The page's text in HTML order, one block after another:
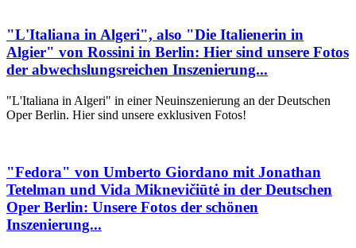
"L'Italiana in Algeri", also "Die Italienerin in
Algier" von Rossini in Berlin: Hier sind unsere Fotos
der abwechslungsreichen Inszenierung...
"L'Italiana in Algeri" in einer Neuinszenierung an der Deutschen
Oper Berlin. Hier sind unsere exklusiven Fotos!
"Fedora" von Umberto Giordano mit Jonathan
Tetelman und Vida Miknevičiūtė in der Deutschen
Oper Berlin: Unsere Fotos der schönen
Inszenierung...